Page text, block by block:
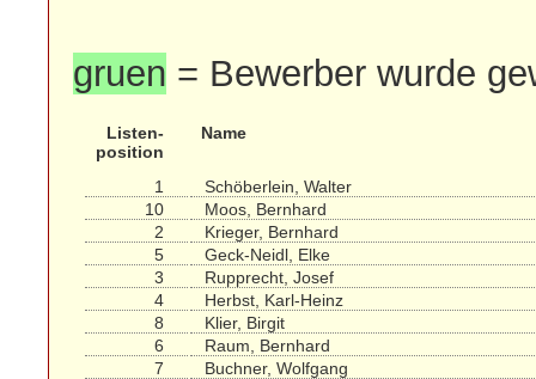
gruen = Bewerber wurde
Listen-
position
Name
1
Schöberlein, Walter
10
Moos, Bernhard
2
Krieger, Bernhard
5
Geck-Neidl, Elke
3
Rupprecht, Josef
4
Herbst, Karl-Heinz
8
Klier, Birgit
6
Raum, Bernhard
7
Buchner, Wolfgang